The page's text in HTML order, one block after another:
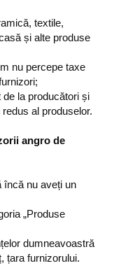
textile,
și alte produse
nu percepe taxe
la producători și
al produselor.
angro de
încă nu aveți un
„Produse
dumneavoastră
țara furnizorului.